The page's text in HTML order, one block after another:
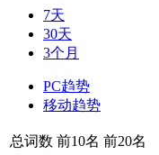
7天
30天
3个月
PC趋势
移动趋势
总词数 前10名 前20名